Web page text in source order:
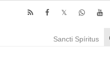
Sancti Spíritus